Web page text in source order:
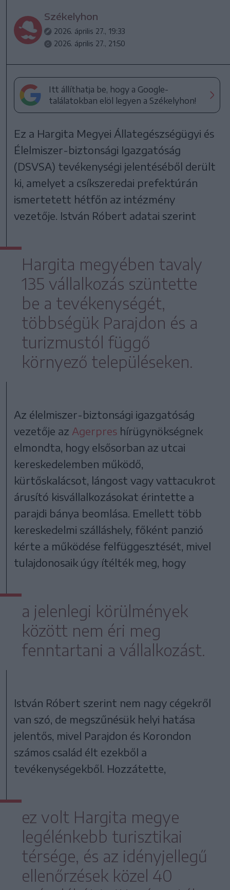
Székelyhon
2026. április 27., 19:33
2026. április 27., 21:50
Itt állíthatja be, hogy a Google-
találatokban elöl legyen a Székelyhon!
Ez a Hargita Megyei Állategészségügyi és
Élelmiszer-biztonsági Igazgatóság
(DSVSA) tevékenységi jelentéséből derült
ki, amelyet a csíkszeredai prefektúrán
ismertetett hétfőn az intézmény
vezetője. István Róbert adatai szerint
Hargita megyében tavaly
135 vállalkozás szüntette
be a tevékenységét,
többségük Parajdon és a
turizmustól függő
környező településeken.
Az élelmiszer-biztonsági igazgatóság
vezetője az Agerpres hírügynökségnek
elmondta, hogy elsősorban az utcai
kereskedelemben működő,
kürtőskalácsot, lángost vagy vattacukrot
árusító kisvállalkozásokat érintette a
parajdi bánya beomlása. Emellett több
kereskedelmi szálláshely, főként panzió
kérte a működése felfüggesztését, mivel
tulajdonosaik úgy ítélték meg, hogy
a jelenlegi körülmények
között nem éri meg
fenntartani a vállalkozást.
István Róbert szerint nem nagy cégekről
van szó, de megszűnésük helyi hatása
jelentős, mivel Parajdon és Korondon
számos család élt ezekből a
tevékenységekből. Hozzátette,
ez volt Hargita megye
legélénkebb turisztikai
térsége, és az idényjellegű
ellenőrzések közel 40